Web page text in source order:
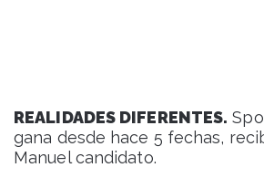
REALIDADES DIFERENTES.
gana desde hace 5 fechas,
Manuel candidato.